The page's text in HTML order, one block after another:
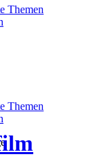
Themen
Themen